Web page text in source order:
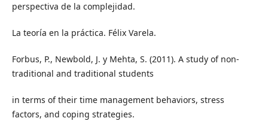
perspectiva de la complejidad.
La teoría en la práctica. Félix Varela.
Forbus, P., Newbold, J. y Mehta, S. (2011). A study of non-
traditional and traditional students
in terms of their time management behaviors, stress
factors, and coping strategies.